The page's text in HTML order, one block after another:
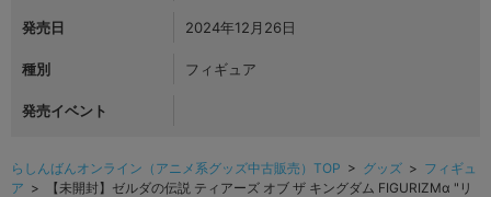
発売日 2024年12月26日
種別 フィギュア
発売イベント
らしんばんオンライン（アニメ系グッズ中古販売）TOP > グッズ > フィギュ
ア > 【未開封】ゼルダの伝説 ティアーズ オブ ザ キングダム FIGURIZMα "リ